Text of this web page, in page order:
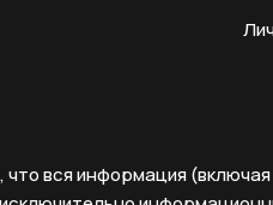
вся информация